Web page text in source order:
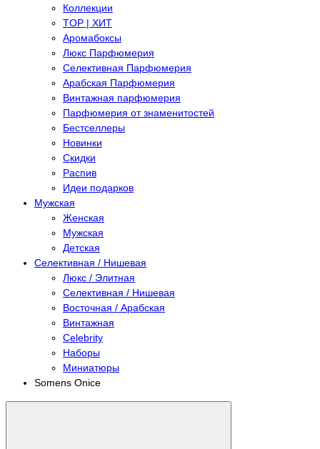
Коллекции
TOP | ХИТ
Аромабоксы
Люкс Парфюмерия
Селективная Парфюмерия
Арабская Парфюмерия
Винтажная парфюмерия
Парфюмерия от знаменитостей
Бестселлеры
Новинки
Скидки
Распив
Идеи подарков
Мужская
Женская
Мужская
Детская
Селективная / Нишевая
Люкс / Элитная
Селективная / Нишевая
Восточная / Арабская
Винтажная
Celebrity
Наборы
Миниатюры
Somens Onice